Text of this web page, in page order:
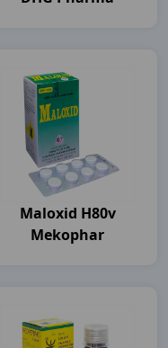
Maloxid H80v
Mekophar